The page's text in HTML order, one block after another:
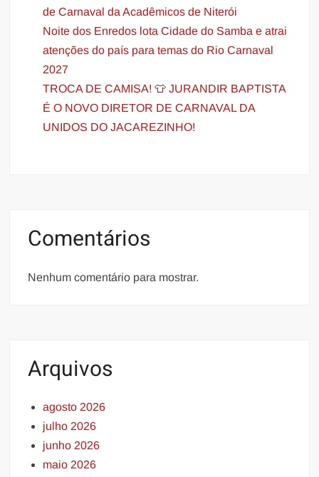
de Carnaval da Acadêmicos de Niterói
Noite dos Enredos lota Cidade do Samba e atrai
atenções do país para temas do Rio Carnaval
2027
TROCA DE CAMISA! 👕 JURANDIR BAPTISTA
É O NOVO DIRETOR DE CARNAVAL DA
UNIDOS DO JACAREZINHO!
Comentários
Nenhum comentário para mostrar.
Arquivos
agosto 2026
julho 2026
junho 2026
maio 2026